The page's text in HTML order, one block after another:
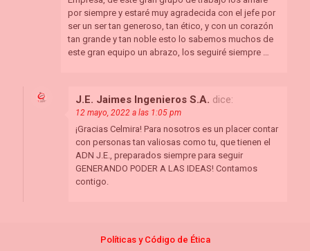
por siempre y estaré muy agradecida con el jefe por
ser un ser tan generoso, tan ético, y con un corazón
tan grande y tan noble esto lo sabemos muchos de
este gran equipo un abrazo, los seguiré siempre …
J.E. Jaimes Ingenieros S.A. dice:
12 mayo, 2022 a las 1:05 pm
¡Gracias Celmira! Para nosotros es un placer contar
con personas tan valiosas como tu, que tienen el
ADN J.E., preparados siempre para seguir
GENERANDO PODER A LAS IDEAS! Contamos
contigo.
Políticas y Código de Ética